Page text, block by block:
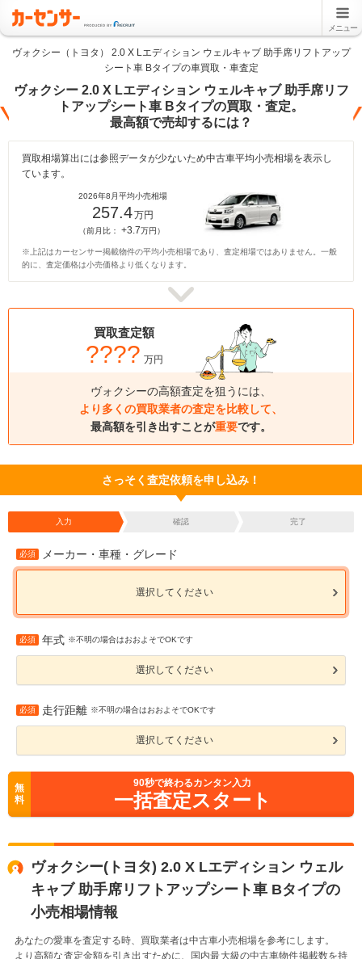
メニュー
ヴォクシー（トヨタ） 2.0 X Lエディション ウェルキャブ 助手席リフトアップ
シート車 Bタイプの車買取・車査定
ヴォクシー 2.0 X Lエディション ウェルキャブ 助手席リフ
トアップシート車 Bタイプの買取・査定。
最高額で売却するには？
買取相場算出には参照データが少ないため中古車平均小売相場を表示し
ています。
2026年8月平均小売相場
257.4万円
（前月比： +3.7万円）
※上記はカーセンサー掲載物件の平均小売相場であり、査定相場ではありません。一般
的に、査定価格は小売価格より低くなります。
買取査定額
???? 万円
ヴォクシーの高額査定を狙うには、
より多くの買取業者の査定を比較して、
最高額を引き出すことが重要です。
さっそく査定依頼を申し込み！
入力 確認 完了
必須 メーカー・車種・グレード
選択してください
必須 年式 ※不明の場合はおおよそでOKです
選択してください
必須 走行距離 ※不明の場合はおおよそでOKです
選択してください
無
料
90秒で終わるカンタン入力
一括査定スタート
ヴォクシー(トヨタ) 2.0 X Lエディション ウェル
キャブ 助手席リフトアップシート車 Bタイプの
小売相場情報
あなたの愛車を査定する時、買取業者は中古車小売相場を参考にします。
より高額な査定金額を引き出すために、国内最大級の中古車物件掲載数を持